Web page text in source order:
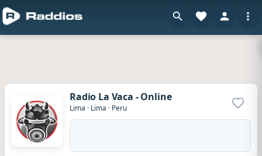
Radio La Vaca - Online
Lima · Lima · Peru